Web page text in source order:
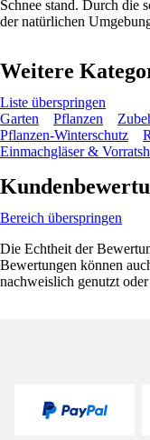
Schnee stand. Durch die
der natürlichen
Weitere
Liste überspringen
Garten
Pflanzen
Pflanzen-Winterschutz
Einmachgläser &
Bereich überspringen
Die Echtheit der
Bewertungen können
nachweislich genutzt